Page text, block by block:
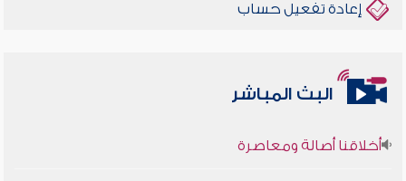
إعادة تفعيل حساب
البث المباشر